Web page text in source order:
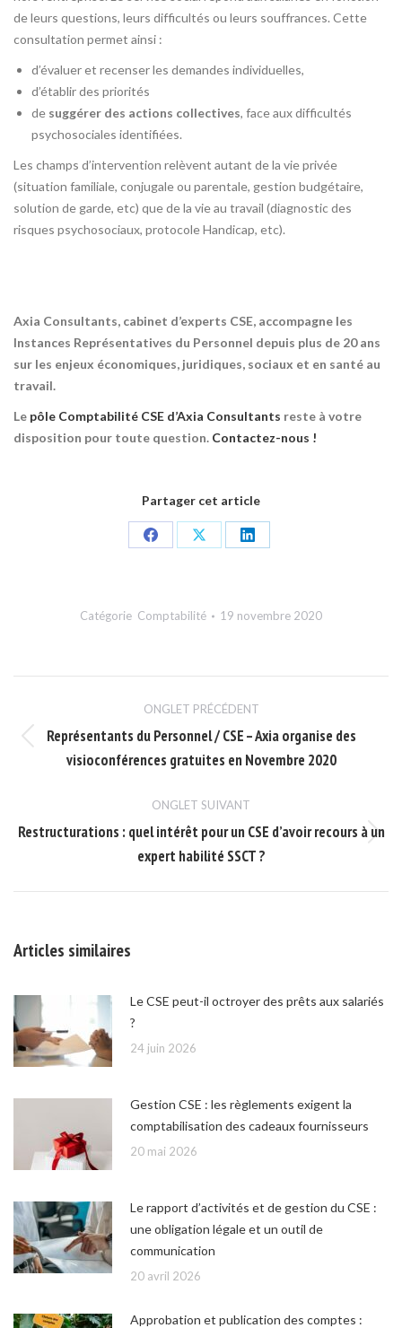
de leurs questions, leurs difficultés ou leurs souffrances. Cette
consultation permet ainsi :
d’évaluer et recenser les demandes individuelles,
d’établir des priorités
de suggérer des actions collectives, face aux difficultés
psychosociales identifiées.
Les champs d’intervention relèvent autant de la vie privée
(situation familiale, conjugale ou parentale, gestion budgétaire,
solution de garde, etc) que de la vie au travail (diagnostic des
risques psychosociaux, protocole Handicap, etc).
Axia Consultants, cabinet d’experts CSE, accompagne les
Instances Représentatives du Personnel depuis plus de 20 ans
sur les enjeux économiques, juridiques, sociaux et en santé au
travail.
Le pôle Comptabilité CSE d’Axia Consultants reste à votre
disposition pour toute question. Contactez-nous !
Partager cet article
Share
Share
Share
Catégorie Comptabilité 19 novembre 2020
de
commentaire
ONGLET PRÉCÉDENT
Onglet
précédent
Représentants du Personnel / CSE – Axia organise des
visioconférences gratuites en Novembre 2020
ONGLET SUIVANT
Onglet
suivant
Restructurations : quel intérêt pour un CSE d’avoir recours à un
expert habilité SSCT ?
Articles similaires
Le CSE peut-il octroyer des prêts aux salariés
?
24 juin 2026
Gestion CSE : les règlements exigent la
comptabilisation des cadeaux fournisseurs
20 mai 2026
Le rapport d’activités et de gestion du CSE :
une obligation légale et un outil de
communication
20 avril 2026
Approbation et publication des comptes :